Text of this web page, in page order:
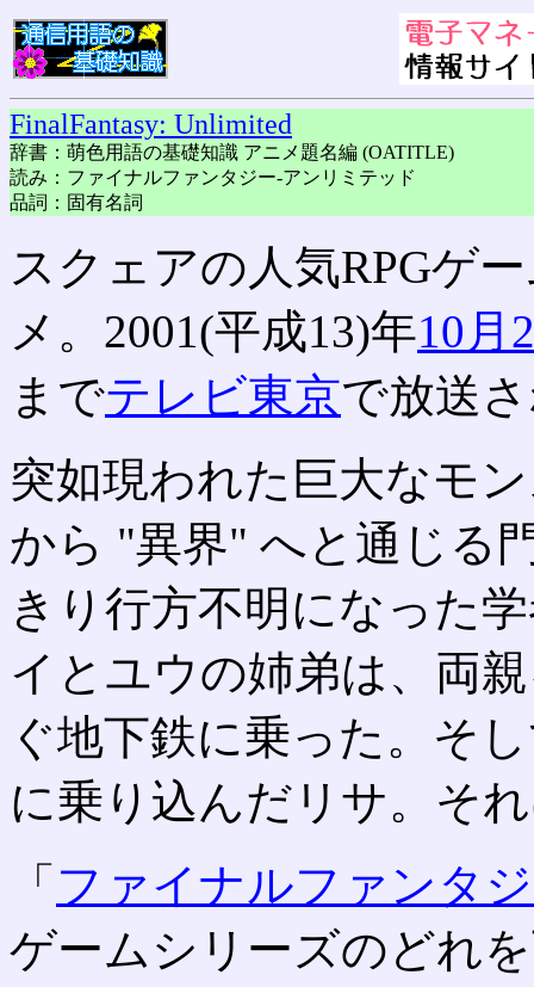
FinalFantasy: Unlimited
辞書：萌色用語の基礎知識 アニメ題名編 (OATITLE)
読み：ファイナルファンタジー-アンリミテッド
品詞：固有名詞
スクェアの人気RPGゲ
メ。2001(平成13)年10月
までテレビ東京で放送
突如現われた巨大なモ
から "異界" へと通じる
きり行方不明になった
イとユウの姉弟は、両
ぐ地下鉄に乗った。そ
に乗り込んだリサ。そ
「 ファイナルファンタ
ゲームシリーズのどれ